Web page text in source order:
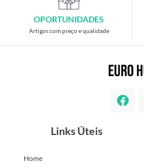
OPORTUNIDADES
Artigos com preço e qualidade
Links Úteis
Home